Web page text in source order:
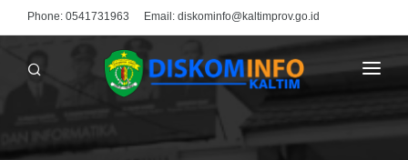
Phone: 0541731963 Email: diskominfo@kaltimprov.go.id
PROFIL